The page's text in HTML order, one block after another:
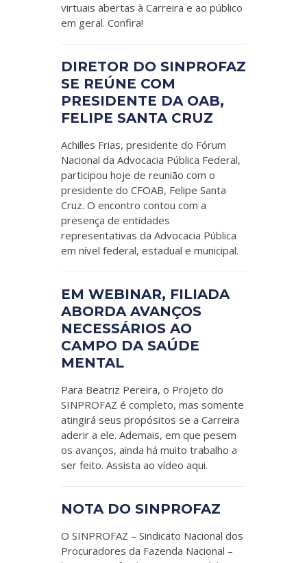
virtuais abertas à Carreira e ao público
em geral. Confira!
DIRETOR DO SINPROFAZ
SE REÚNE COM
PRESIDENTE DA OAB,
FELIPE SANTA CRUZ
Achilles Frias, presidente do Fórum
Nacional da Advocacia Pública Federal,
participou hoje de reunião com o
presidente do CFOAB, Felipe Santa
Cruz. O encontro contou com a
presença de entidades
representativas da Advocacia Pública
em nível federal, estadual e municipal.
EM WEBINAR, FILIADA
ABORDA AVANÇOS
NECESSÁRIOS AO
CAMPO DA SAÚDE
MENTAL
Para Beatriz Pereira, o Projeto do
SINPROFAZ é completo, mas somente
atingirá seus propósitos se a Carreira
aderir a ele. Ademais, em que pesem
os avanços, ainda há muito trabalho a
ser feito. Assista ao vídeo aqui.
NOTA DO SINPROFAZ
O SINPROFAZ – Sindicato Nacional dos
Procuradores da Fazenda Nacional –